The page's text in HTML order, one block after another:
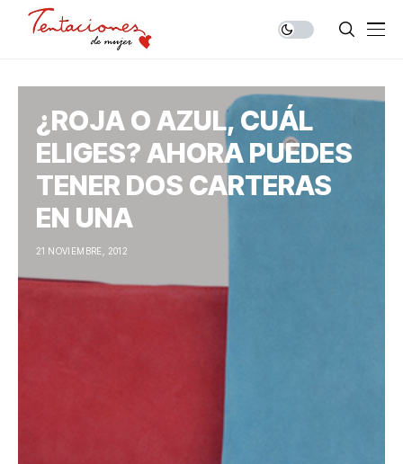
¿ROJA O AZUL, CUÁL
ELIGES? AHORA PUEDES
TENER DOS CARTERAS
EN UNA
21 NOVIEMBRE, 2012